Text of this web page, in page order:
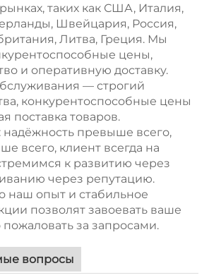
таких как США, Италия,
Швейцария, Россия,
Литва, Греция. Мы
цены,
и оперативную доставку.
— строгий
конкурентоспособные цены
поставка товаров.
превыше всего,
всего, клиент всегда на
к развитию через
через репутацию.
наш опыт и стабильное
позволят завоевать ваше
за запросами.
вопросы